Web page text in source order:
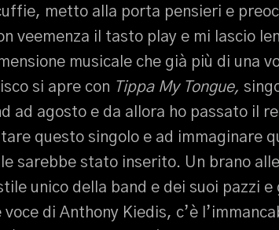
metto alla porta pensieri e
veemenza il tasto play e mi lascio
musicale che già più di una
si apre con Tippa My Tongue,
ad agosto e da allora ho passato il
questo singolo e ad immaginare
sarebbe stato inserito. Un brano
unico della band e dei suoi pazzi e
voce di Anthony Kiedis, c’è